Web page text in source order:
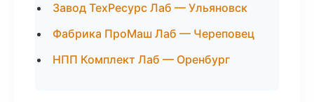
Завод ТехРесурс Лаб — Ульяновск
Фабрика ПроМаш Лаб — Череповец
НПП Комплект Лаб — Оренбург